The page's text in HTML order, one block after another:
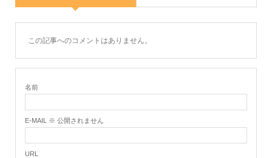
この記事へのコメントはありません。
名前
E-MAIL ※ 公開されません
URL